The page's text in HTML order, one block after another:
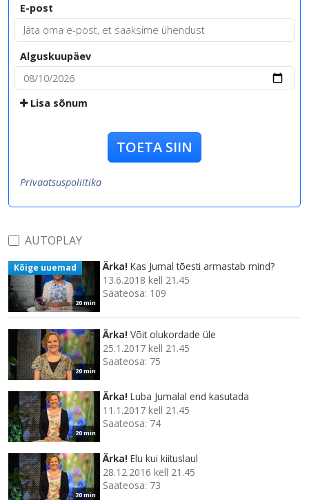
E-post
Alguskuupäev
Lisa sõnum
TOETA SIIN
Privaatsuspoliitika
AUTOPLAY
20 min
Kõige uuemad Ärka! Kas Jumal tõesti armastab mind?
13.6.2018 kell 21.45
Saateosa: 109
20 min
Ärka! Võit olukordade üle
25.1.2017 kell 21.45
Saateosa: 75
20 min
Ärka! Luba Jumalal end kasutada
11.1.2017 kell 21.45
Saateosa: 74
20 min
Ärka! Elu kui kiituslaul
28.12.2016 kell 21.45
Saateosa: 73